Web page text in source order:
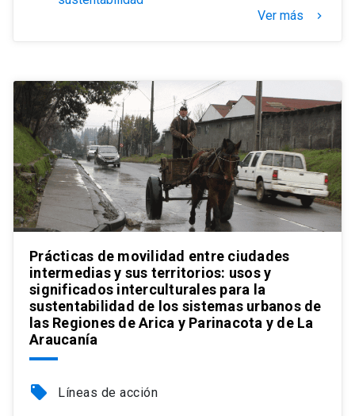
Ver más
keyboard_arrow_right
Prácticas de movilidad entre ciudades
intermedias y sus territorios: usos y
significados interculturales para la
sustentabilidad de los sistemas urbanos de
las Regiones de Arica y Parinacota y de La
Araucanía
local_offer Líneas de acción